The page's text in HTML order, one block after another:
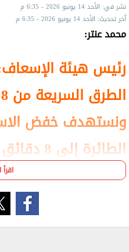
نشر في: الأحد 14 يونيو 2026 - 6:35 م
آخر تحديث: الأحد 14 يونيو 2026 - 6:35 م
محمد عنتر:
رئيس هيئة
ونستهدف خفض
الطائرة إلى 8 دقائق كحد أقصى
ترأس الدكتور مصطفى
الوزراء، اليوم،
منظومة الإسعاف
اقرأ